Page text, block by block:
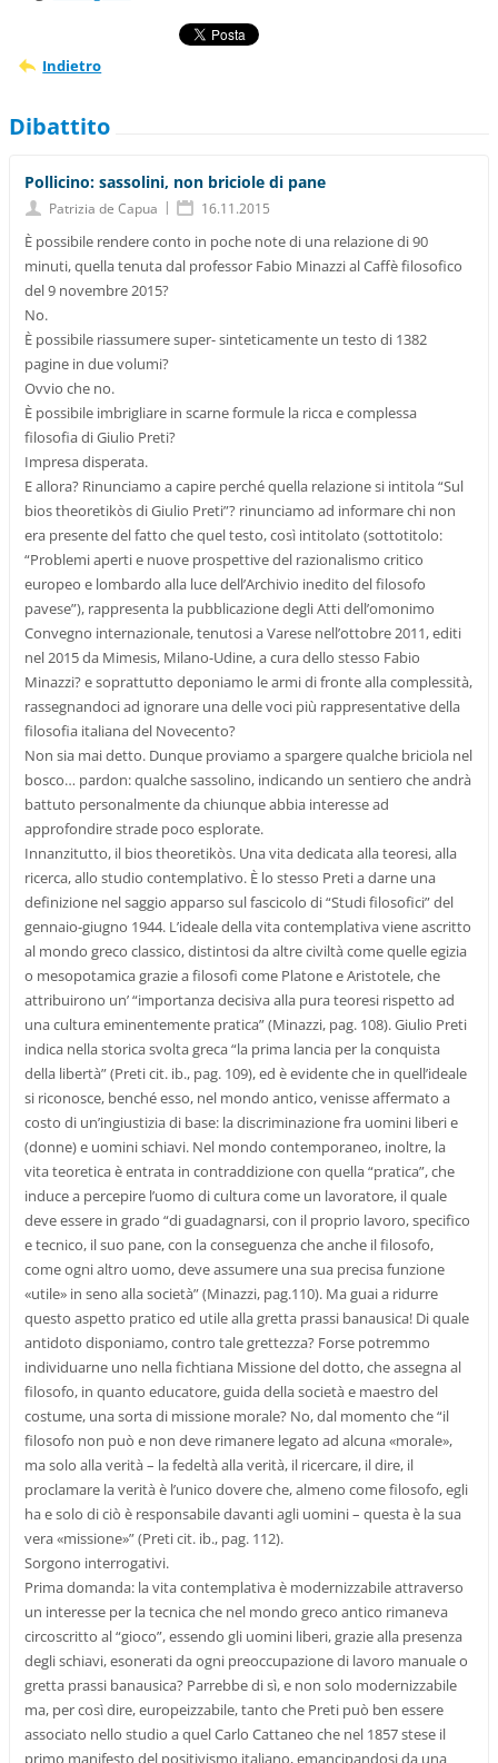
Indietro
Dibattito
Pollicino: sassolini, non briciole di pane
Patrizia de Capua | 16.11.2015
È possibile rendere conto in poche note di una relazione di 90
minuti, quella tenuta dal professor Fabio Minazzi al Caffè filosofico
del 9 novembre 2015?
No.
È possibile riassumere super- sinteticamente un testo di 1382
pagine in due volumi?
Ovvio che no.
È possibile imbrigliare in scarne formule la ricca e complessa
filosofia di Giulio Preti?
Impresa disperata.
E allora? Rinunciamo a capire perché quella relazione si intitola “Sul
bios theoretikòs di Giulio Preti”? rinunciamo ad informare chi non
era presente del fatto che quel testo, così intitolato (sottotitolo:
“Problemi aperti e nuove prospettive del razionalismo critico
europeo e lombardo alla luce dell’Archivio inedito del filosofo
pavese”), rappresenta la pubblicazione degli Atti dell’omonimo
Convegno internazionale, tenutosi a Varese nell’ottobre 2011, editi
nel 2015 da Mimesis, Milano-Udine, a cura dello stesso Fabio
Minazzi? e soprattutto deponiamo le armi di fronte alla complessità,
rassegnandoci ad ignorare una delle voci più rappresentative della
filosofia italiana del Novecento?
Non sia mai detto. Dunque proviamo a spargere qualche briciola nel
bosco… pardon: qualche sassolino, indicando un sentiero che andrà
battuto personalmente da chiunque abbia interesse ad
approfondire strade poco esplorate.
Innanzitutto, il bios theoretikòs. Una vita dedicata alla teoresi, alla
ricerca, allo studio contemplativo. È lo stesso Preti a darne una
definizione nel saggio apparso sul fascicolo di “Studi filosofici” del
gennaio-giugno 1944. L’ideale della vita contemplativa viene ascritto
al mondo greco classico, distintosi da altre civiltà come quelle egizia
o mesopotamica grazie a filosofi come Platone e Aristotele, che
attribuirono un’ “importanza decisiva alla pura teoresi rispetto ad
una cultura eminentemente pratica” (Minazzi, pag. 108). Giulio Preti
indica nella storica svolta greca “la prima lancia per la conquista
della libertà” (Preti cit. ib., pag. 109), ed è evidente che in quell’ideale
si riconosce, benché esso, nel mondo antico, venisse affermato a
costo di un’ingiustizia di base: la discriminazione fra uomini liberi e
(donne) e uomini schiavi. Nel mondo contemporaneo, inoltre, la
vita teoretica è entrata in contraddizione con quella “pratica”, che
induce a percepire l’uomo di cultura come un lavoratore, il quale
deve essere in grado “di guadagnarsi, con il proprio lavoro, specifico
e tecnico, il suo pane, con la conseguenza che anche il filosofo,
come ogni altro uomo, deve assumere una sua precisa funzione
«utile» in seno alla società” (Minazzi, pag.110). Ma guai a ridurre
questo aspetto pratico ed utile alla gretta prassi banausica! Di quale
antidoto disponiamo, contro tale grettezza? Forse potremmo
individuarne uno nella fichtiana Missione del dotto, che assegna al
filosofo, in quanto educatore, guida della società e maestro del
costume, una sorta di missione morale? No, dal momento che “il
filosofo non può e non deve rimanere legato ad alcuna «morale»,
ma solo alla verità – la fedeltà alla verità, il ricercare, il dire, il
proclamare la verità è l’unico dovere che, almeno come filosofo, egli
ha e solo di ciò è responsabile davanti agli uomini – questa è la sua
vera «missione»” (Preti cit. ib., pag. 112).
Sorgono interrogativi.
Prima domanda: la vita contemplativa è modernizzabile attraverso
un interesse per la tecnica che nel mondo greco antico rimaneva
circoscritto al “gioco”, essendo gli uomini liberi, grazie alla presenza
degli schiavi, esonerati da ogni preoccupazione di lavoro manuale o
gretta prassi banausica? Parrebbe di sì, e non solo modernizzabile
ma, per così dire, europeizzabile, tanto che Preti può ben essere
associato nello studio a quel Carlo Cattaneo che nel 1857 stese il
primo manifesto del positivismo italiano, emancipandosi da una